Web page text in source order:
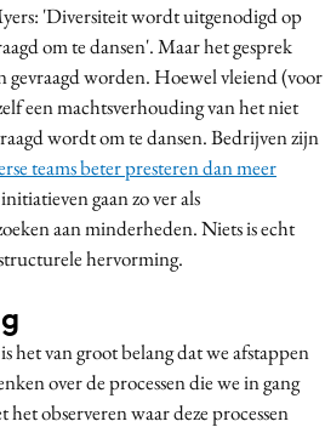
'Diversiteit wordt uitgenodigd op
om te dansen'. Maar het gesprek
gevraagd worden. Hoewel vleiend (voor
een machtsverhouding van het niet
wordt om te dansen. Bedrijven zijn
teams beter presteren dan meer
gaan zo ver als
aan minderheden. Niets is echt
hervorming.
het van groot belang dat we afstappen
over de processen die we in gang
observeren waar deze processen